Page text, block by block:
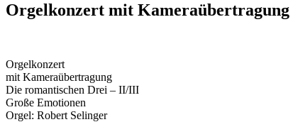
Orgelkonzert mit
Orgelkonzert
mit Kameraübertragung
Die romantischen Drei – II/III
Große Emotionen
Orgel: Robert Selinger